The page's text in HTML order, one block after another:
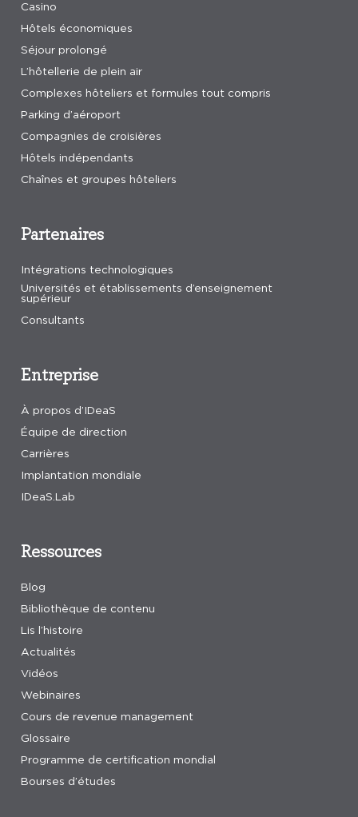
Casino
Hôtels économiques
Séjour prolongé
L’hôtellerie de plein air
Complexes hôteliers et formules tout compris
Parking d’aéroport
Compagnies de croisières
Hôtels indépendants
Chaînes et groupes hôteliers
Entreprise
À propos d’IDeaS
Équipe de direction
Carrières
Implantation mondiale
IDeaS.Lab
Ressources
Blog
Bibliothèque de contenu
Lis l’histoire
Actualités
Vidéos
Webinaires
Cours de revenue management
Glossaire
Programme de certification mondial
Bourses d’études
Partenaires
Intégrations technologiques
Universités et établissements d’enseignement
supérieur
Consultants